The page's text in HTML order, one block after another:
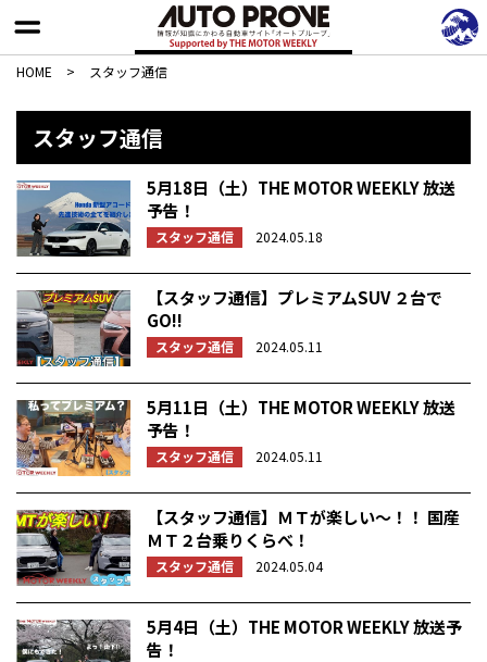
HOME > スタッフ通信
スタッフ通信
5月18日（土）THE MOTOR WEEKLY 放送
予告！
スタッフ通信 2024.05.18
【スタッフ通信】プレミアムSUV ２台で
GO!!
スタッフ通信 2024.05.11
5月11日（土）THE MOTOR WEEKLY 放送
予告！
スタッフ通信 2024.05.11
【スタッフ通信】ＭＴが楽しい～！！ 国産
ＭＴ２台乗りくらべ！
スタッフ通信 2024.05.04
5月4日（土）THE MOTOR WEEKLY 放送予
告！